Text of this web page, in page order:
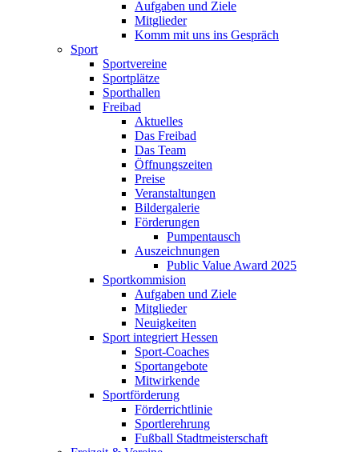
Aufgaben und Ziele
Mitglieder
Komm mit uns ins Gespräch
Sport
Sportvereine
Sportplätze
Sporthallen
Freibad
Aktuelles
Das Freibad
Das Team
Öffnungszeiten
Preise
Veranstaltungen
Bildergalerie
Förderungen
Pumpentausch
Auszeichnungen
Public Value Award 2025
Sportkommision
Aufgaben und Ziele
Mitglieder
Neuigkeiten
Sport integriert Hessen
Sport-Coaches
Sportangebote
Mitwirkende
Sportförderung
Förderrichtlinie
Sportlerehrung
Fußball Stadtmeisterschaft